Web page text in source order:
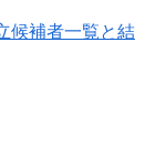
候補者一覧と結